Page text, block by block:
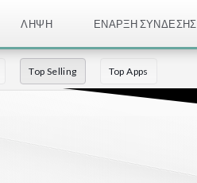
ΛΉΨΗ ΈΝΑΡΞΗ ΣΎΝΔΕΣΗΣ
Top Selling Top Apps